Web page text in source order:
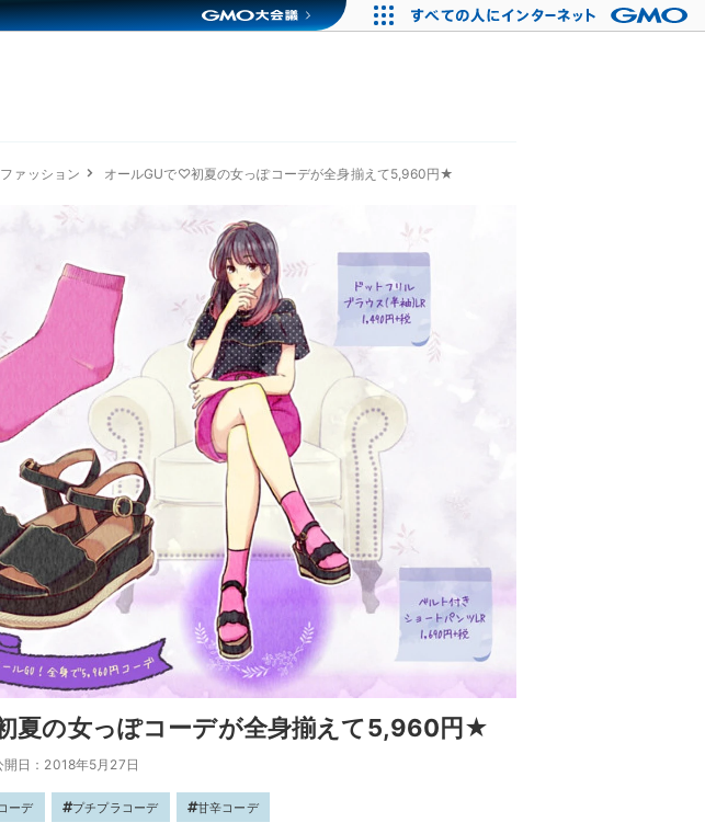
ファッション オールGUで♡初夏の女っぽコーデが全身揃えて5,960円★
夏の女っぽコーデが全身揃えて5,960円★
開日：2018年5月27日
ーデ プチプラコーデ 甘辛コーデ